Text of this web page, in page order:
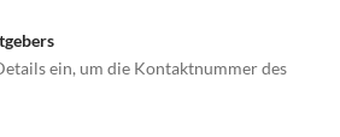
ein, um die Kontaktnummer des